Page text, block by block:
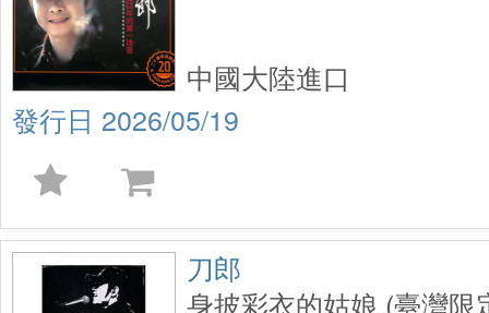
2026/05/19
中國大陸進口
刀郎
身披彩衣的姑娘 (臺灣限